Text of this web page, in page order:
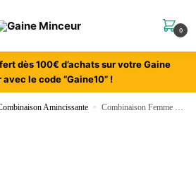
0
dès 100€ d’achats sur votre Gaine
le code “Gaine10” !
Amincissante » Combinaison Femme Ventre Plat